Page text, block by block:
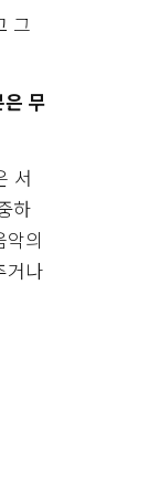
그
무
서
하
의
거나